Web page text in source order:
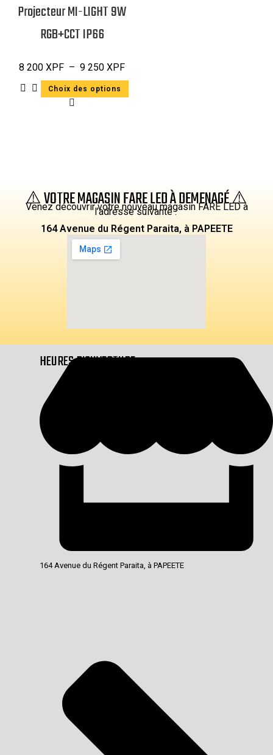
Projecteur MI-LIGHT 9W
RGB+CCT IP66
8 200XPF – 9 250XPF
Choix des options
⚠️ VOTRE MAGASIN FARE LED À DEMENAGÉ ⚠️
Venez découvrir votre nouveau magasin FARE LED à
l’adresse suivante :
164 Avenue du Régent Paraita, à PAPEETE
HEURES D'OUVERTURE
164 Avenue du Régent Paraita, à PAPEETE